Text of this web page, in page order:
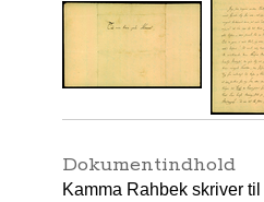
Dokumentindhold
Kamma Rahbek skriver